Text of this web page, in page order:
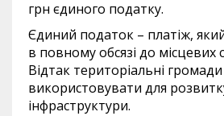
грн єдиного податку.
Єдиний податок – платіж,
в повному обсязі до місцевих
Відтак територіальні
використовувати для
інфраструктури.